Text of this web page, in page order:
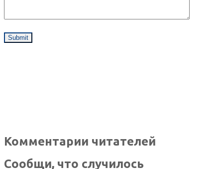
Комментарии читателей
Сообщи, что случилось